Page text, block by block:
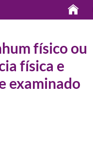
físico ou
física e
examinado